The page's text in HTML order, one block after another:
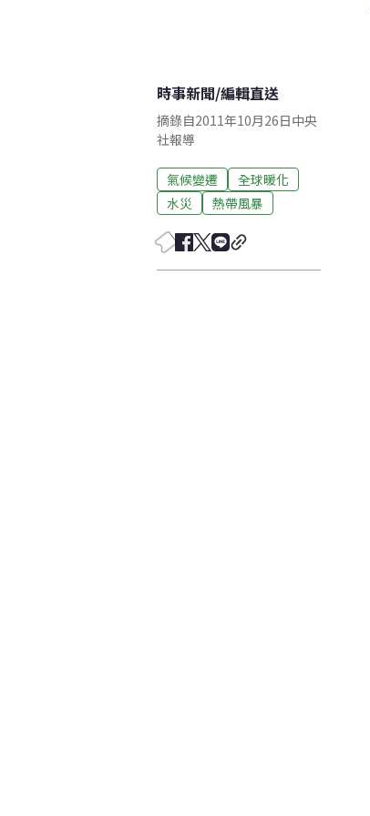
時事新聞/編輯直送
摘錄自2011年10月26日中央
社報導
氣候變遷
全球暖化
水災
熱帶風暴